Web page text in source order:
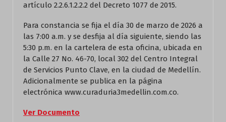
artículo 2.2.6.1.2.2.2 del Decreto 1077 de 2015.
Para constancia se fija el día 30 de marzo de 2026 a
las 7:00 a.m. y se desfija al día siguiente, siendo las
5:30 p.m. en la cartelera de esta oficina, ubicada en
la Calle 27 No. 46-70, local 302 del Centro Integral
de Servicios Punto Clave, en la ciudad de Medellín.
Adicionalmente se publica en la página
electrónica www.curaduria3medellin.com.co.
Ver Documento